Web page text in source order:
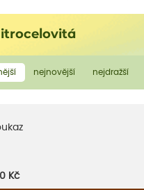
nejnovější nejdražší
Kč